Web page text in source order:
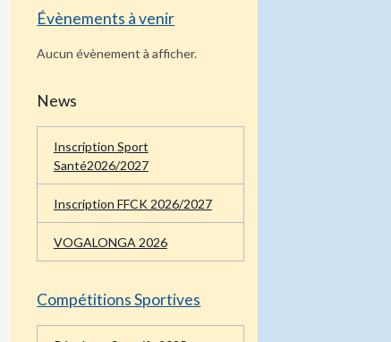
Évènements à venir
Aucun évènement à afficher.
News
Inscription Sport
Santé2026/2027
Inscription FFCK 2026/2027
VOGALONGA 2026
Compétitions Sportives